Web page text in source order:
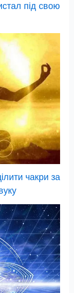
під свою
чакри за